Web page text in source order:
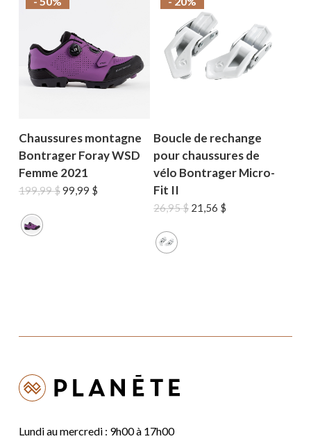
Chaussures montagne
Bontrager Foray WSD
Femme 2021
199,99$Le
99,99 $Le
Boucle de rechange
pour chaussures de
vélo Bontrager Micro-
Fit II
26,95$ Le
21,56 $
Lundi au mercredi : 9h00 à 17h00